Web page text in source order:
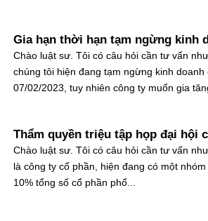
Gia hạn thời hạn tạm ngừng kinh
Chào luật sư. Tôi có câu hỏi cần tư vấn
chúng tôi hiện đang tạm ngừng kinh doanh
07/02/2023, tuy nhiên công ty muốn gia
Thẩm quyền triệu tập họp đại hội
Chào luật sư. Tôi có câu hỏi cần tư vấn
là công ty cổ phần, hiện đang có một
10% tổng số cổ phần phổ...